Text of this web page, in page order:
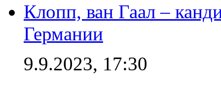
Клопп, ван Гаал –
Германии
9.9.2023, 17:30